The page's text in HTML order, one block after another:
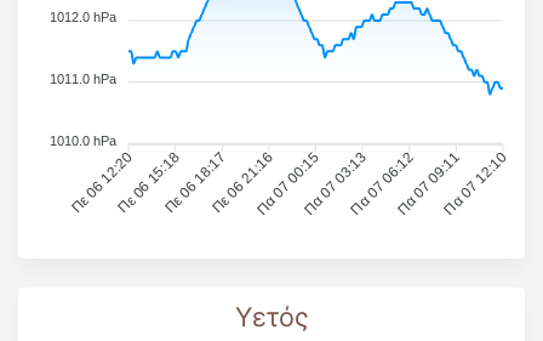
Πε 06 12:20Πε 06 15:18Πε 06 18:17Πε 06 21:16Πα 07 00:15Πα 07 03:13Πα 07 06:12Πα 07 09:11Πα 07 12:10
1012.0 hPa
1011.0 hPa
1010.0 hPa
Υετός